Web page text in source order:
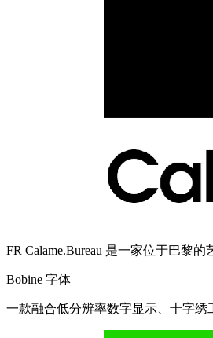
FR Calame.Bureau 是一家位于巴黎
Bobine 字体
一款融合低分辨率数字显示、十字绣